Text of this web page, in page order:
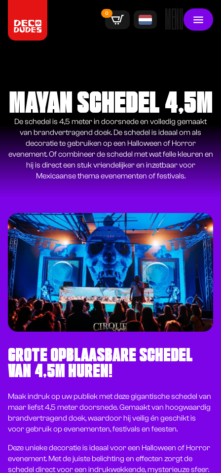
0 MENU
MAYAN SCHEDEL 4,5M
De schedel is 4,5 meter in doorsnede en volledig gemaakt
van brandvertragend doek. De schedel is ideaal om als
decoratie te gebruiken op een Halloween of Horror
evenement. Of combineer de schedel met wat felle kleuren en
hij is direct een stuk vriendelijker en inzetbaar voor
Mexicaanse thema evenementen of festivals.
GROTE OPBLAASBARE SCHEDEL
VAN 4,5M HUREN!
Maak indruk op uw publiek met deze gigantische schedel van
maar liefst 4,5 meter doorsnede. Gemaakt van hoogwaardig
brandvertragend doek, waardoor hij veilig én geschikt is
voor gebruik op evenementen, festivals en feesten.
Deze unieke decoratie is ideaal voor een Halloween of Horror
evenement. Met de juiste belichting en effecten zorgt de
schedel direct voor een indrukwekkende, mysterieuze sfeer.